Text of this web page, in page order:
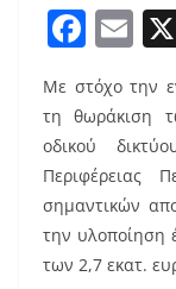
F
a
c
e
b
o
o
E
ai
l
Με στόχο την
τη θωράκιση
οδικού
Περιφέρειας
σημαντικών
την υλοποίηση
των 2,7 εκατ.